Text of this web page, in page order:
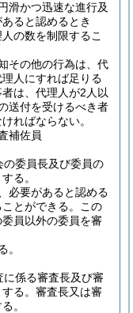
滑かつ迅速な進行及
ると認めるとき
の数を制限するこ
その他の行為は、代
人にすれば足りる
は、代理人が2人以
送付を受けるべき者
ればならない。
補佐員
委員長及び委員の
る。
必要があると認める
とができる。
この
員以外の委員を審
。
係る審査長及び審
る。 審査長又は審
。